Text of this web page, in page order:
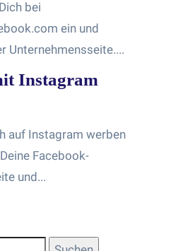
bei
ein und
Unternehmensseite....
Instagram
auf Instagram werben
Facebook-
und...